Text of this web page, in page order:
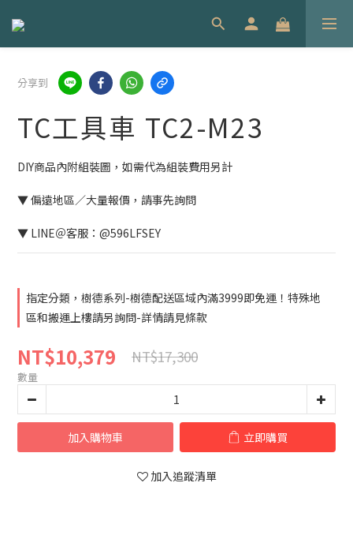
分享到
TC工具車 TC2-M23
DIY商品內附組裝圖，如需代為組裝費用另計
▼ 偏遠地區／大量報價，請事先詢問
▼ LINE＠客服：@596LFSEY
指定分類，樹德系列-樹德配送區域內滿3999即免運！特殊地
區和搬運上樓請另詢問-詳情請見條款
NT$10,379 NT$17,300
數量
加入購物車 立即購買
加入追蹤清單